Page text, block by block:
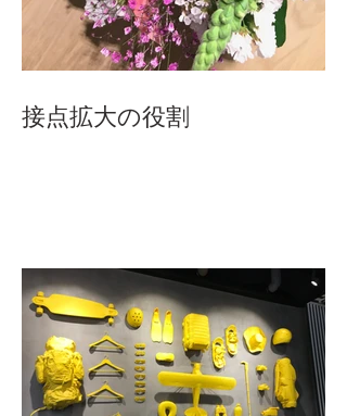
接点拡大の役割